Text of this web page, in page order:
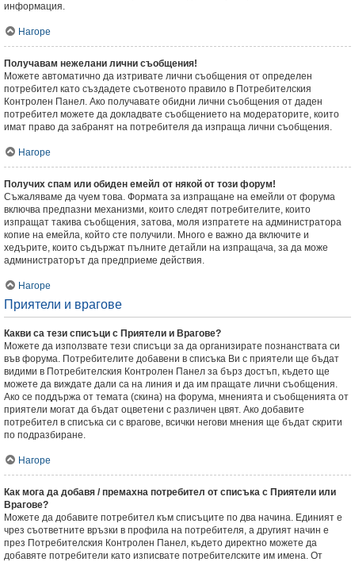
информация.
Нагоре
Получавам нежелани лични съобщения!
Можете автоматично да изтривате лични съобщения от определен
потребител като създадете съотвеното правило в Потребителския
Контролен Панел. Ако получавате обидни лични съобщения от даден
потребител можете да докладвате съобщението на модераторите, които
имат право да забранят на потребителя да изпраща лични съобщения.
Нагоре
Получих спам или обиден емейл от някой от този форум!
Съжаляваме да чуем това. Формата за изпращане на емейли от форума
включва предпазни механизми, които следят потребителите, които
изпращат такива съобщения, затова, моля изпратете на администратора
копие на емейла, който сте получили. Много е важно да включите и
хедърите, които съдържат пълните детайли на изпращача, за да може
администраторът да предприеме действия.
Нагоре
Приятели и врагове
Какви са тези списъци с Приятели и Врагове?
Можете да използвате тези списъци за да организирате познанствата си
във форума. Потребителите добавени в списъка Ви с приятели ще бъдат
видими в Потребителския Контролен Панел за бърз достъп, където ще
можете да виждате дали са на линия и да им пращате лични съобщения.
Ако се поддържа от темата (скина) на форума, мненията и съобщенията от
приятели могат да бъдат оцветени с различен цвят. Ако добавите
потребител в списъка си с врагове, всички негови мнения ще бъдат скрити
по подразбиране.
Нагоре
Как мога да добавя / премахна потребител от списъка с Приятели или
Врагове?
Можете да добавите потребител към списъците по два начина. Единият е
чрез съответните връзки в профила на потребителя, а другият начин е
през Потребителския Контролен Панел, където директно можете да
добавяте потребители като изписвате потребителските им имена. От